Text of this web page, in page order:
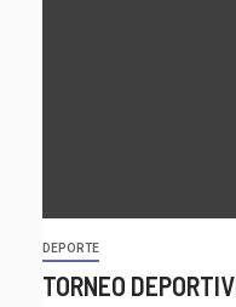
DEPORTE
TORNEO